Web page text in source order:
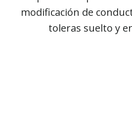
modificación de
toleras suelto y